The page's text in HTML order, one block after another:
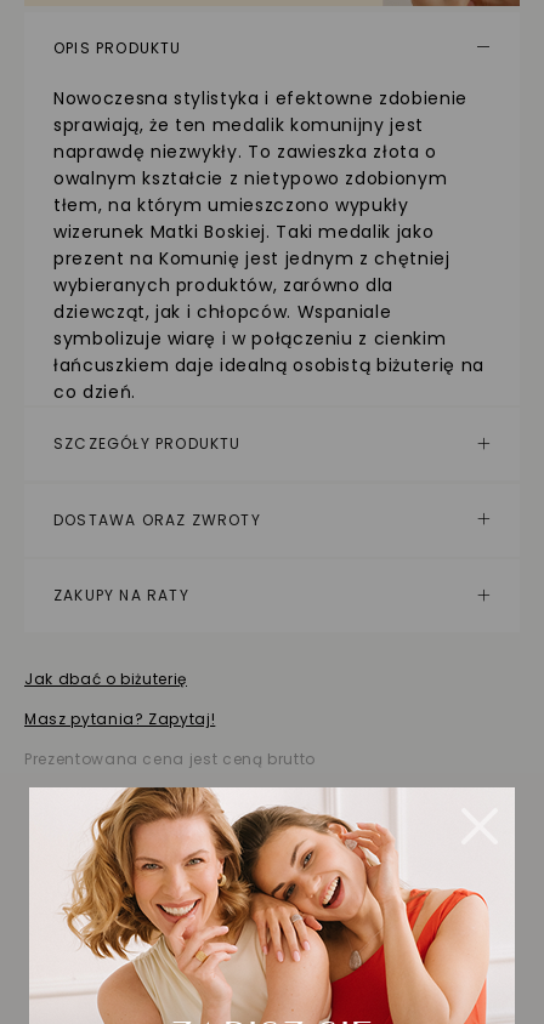
OPIS PRODUKTU
Nowoczesna stylistyka i efektowne zdobienie
sprawiają, że ten medalik komunijny jest
naprawdę niezwykły. To zawieszka złota o
owalnym kształcie z nietypowo zdobionym
tłem, na którym umieszczono wypukły
wizerunek Matki Boskiej. Taki medalik jako
prezent na Komunię jest jednym z chętniej
wybieranych produktów, zarówno dla
dziewcząt, jak i chłopców. Wspaniale
symbolizuje wiarę i w połączeniu z cienkim
łańcuszkiem daje idealną osobistą biżuterię na
co dzień.
SZCZEGÓŁY PRODUKTU
DOSTAWA ORAZ ZWROTY
ZAKUPY NA RATY
Jak dbać o biżuterię
Masz pytania? Zapytaj!
Prezentowana cena jest ceną brutto
Biżuteria wybrana dla
Ciebie